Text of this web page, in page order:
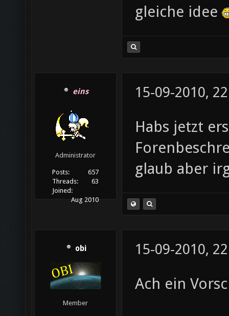
gleiche idee
eins
Administrator
Posts:
657
Threads:
63
Joined:
Aug 2010
15-09-2010,
Habs jetzt
glaub aber
obi
Member
15-09-2010,
Ach ein